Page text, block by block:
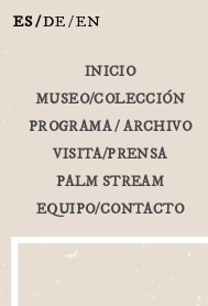
ES DE EN
INICIO
MUSEO/COLECCIÓN
PROGRAMA / ARCHIVO
VISITA/PRENSA
PALM STREAM
EQUIPO/CONTACTO